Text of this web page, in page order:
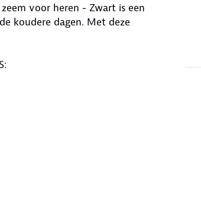
voor heren - Zwart is een
koudere dagen. Met deze
Labs)